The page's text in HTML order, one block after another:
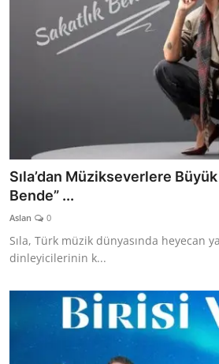
Sıla’dan Müzikseverlere
Bende” ...
Aslan 0
Sıla, Türk müzik dünyasında heyecan
dinleyicilerinin k...